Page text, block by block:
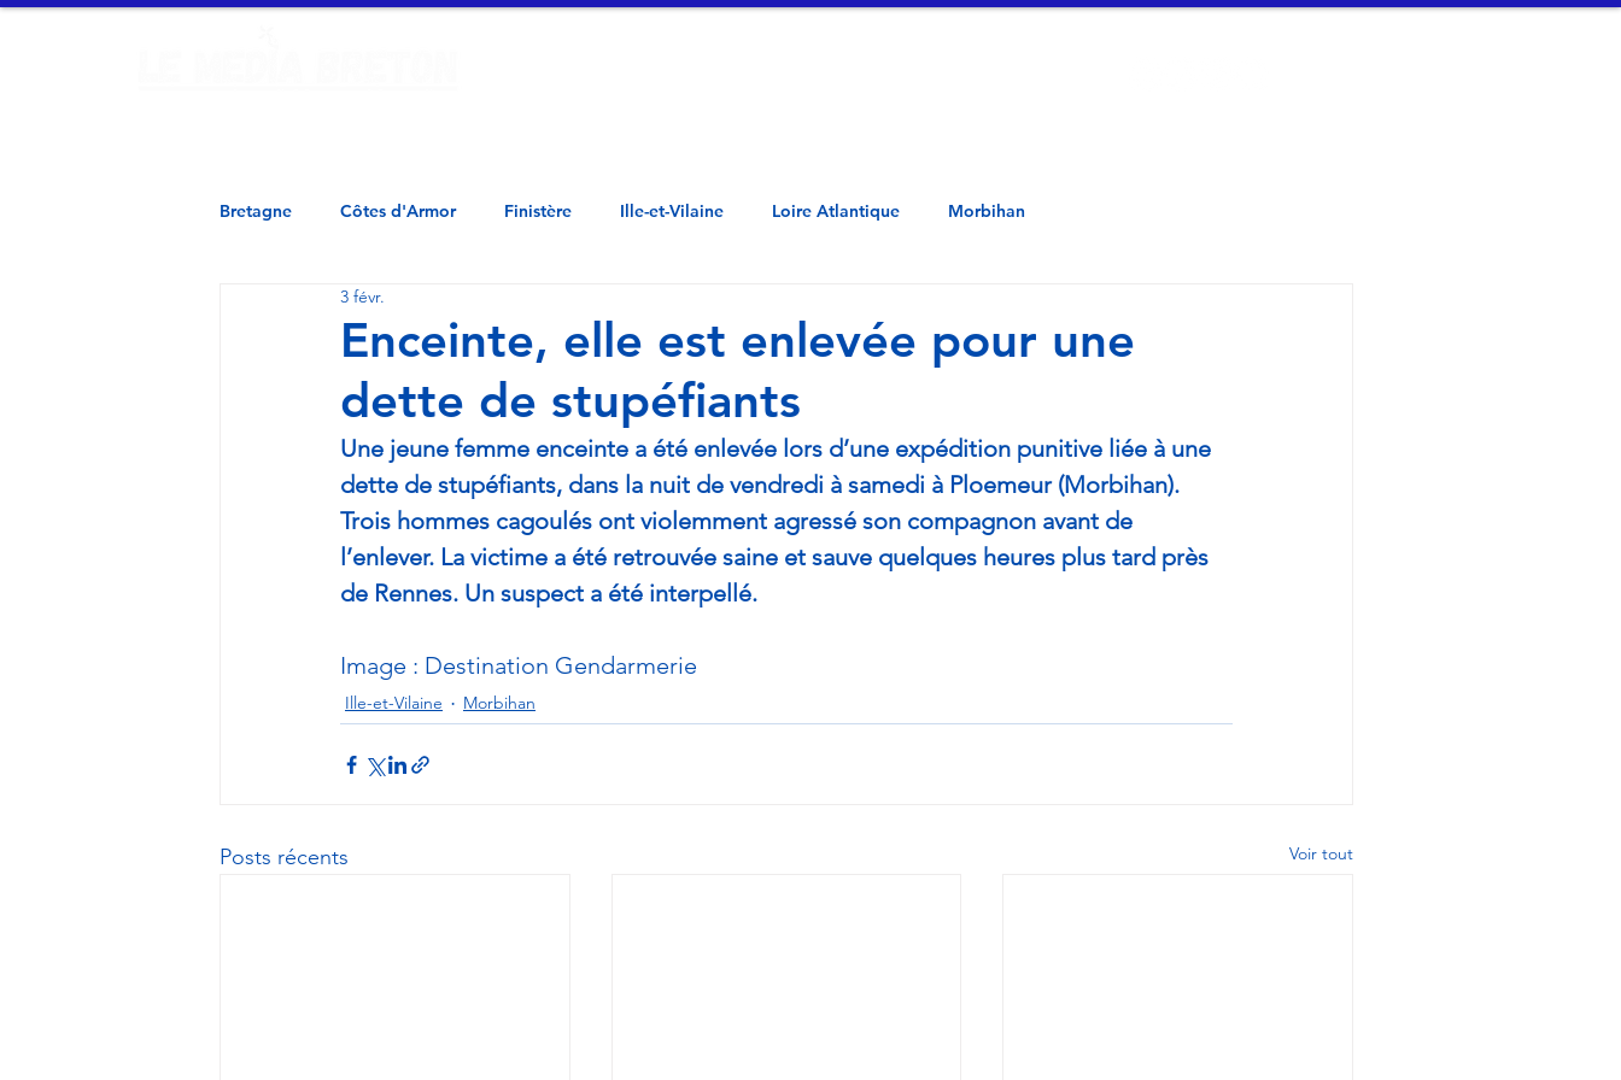
Bretagne Côtes d'Armor Finistère Ille-et-Vilaine Loire Atlantique Morbihan
Enceinte, elle est enlevée pour une
dette de stupéfiants
3 févr.
Une jeune femme enceinte a été enlevée lors d’une expédition punitive liée à une
dette de stupéfiants, dans la nuit de vendredi à samedi à Ploemeur (Morbihan).
Trois hommes cagoulés ont violemment agressé son compagnon avant de
l’enlever. La victime a été retrouvée saine et sauve quelques heures plus tard près
de Rennes. Un suspect a été interpellé.
Image : Destination Gendarmerie
Ille-et-Vilaine Morbihan
Posts récents Voir tout